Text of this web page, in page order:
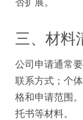
否扩展。
三、材料
公司申请通常
联系方式；个
格和申请范围
托书等材料。